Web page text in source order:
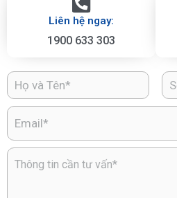
Liên hệ ngay:
1900 633 303